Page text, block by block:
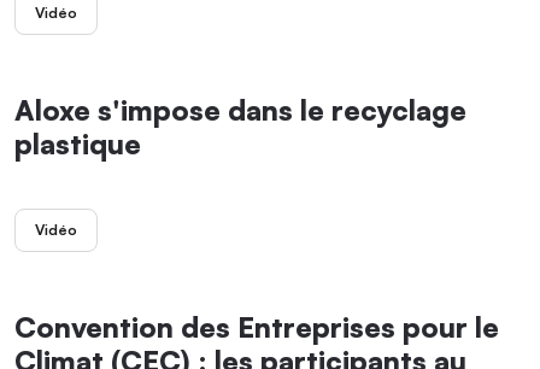
Vidéo
Aloxe s'impose dans le recyclage
plastique
Vidéo
Convention des Entreprises pour le
Climat (CEC) : les participants au